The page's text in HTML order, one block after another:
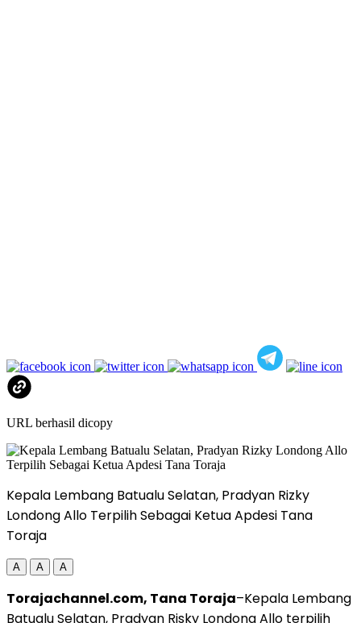
URL berhasil dicopy
Kepala Lembang Batualu Selatan, Pradyan Rizky
Londong Allo Terpilih Sebagai Ketua Apdesi Tana
Toraja
A A A
Torajachannel.com, Tana Toraja–Kepala Lembang
Batualu Selatan, Pradyan Risky Londong Allo terpilih